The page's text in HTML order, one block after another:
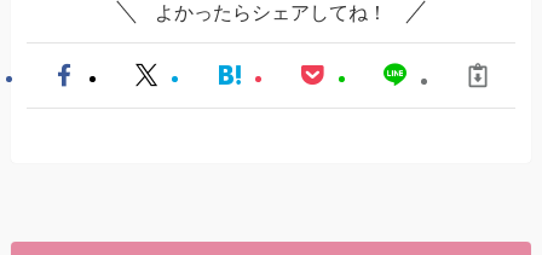
よかったらシェアしてね！